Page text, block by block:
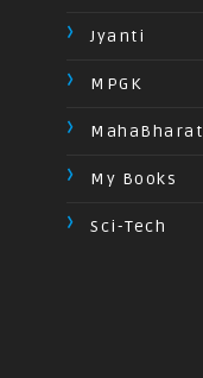
Jyanti
MPGK
MahaBharat
My Books
Sci-Tech